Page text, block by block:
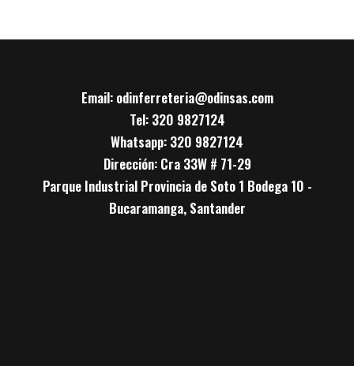
Email: odinferreteria@odinsas.com
Tel: 320 9827124
Whatsapp: 320 9827124
Dirección: Cra 33W # 71-29
Parque Industrial Provincia de Soto 1 Bodega 10 -
Bucaramanga, Santander